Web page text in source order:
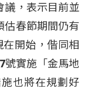
議，表示目前並
估春節期間仍有
開始，偕同相
號實施「金馬地
也將在規劃好